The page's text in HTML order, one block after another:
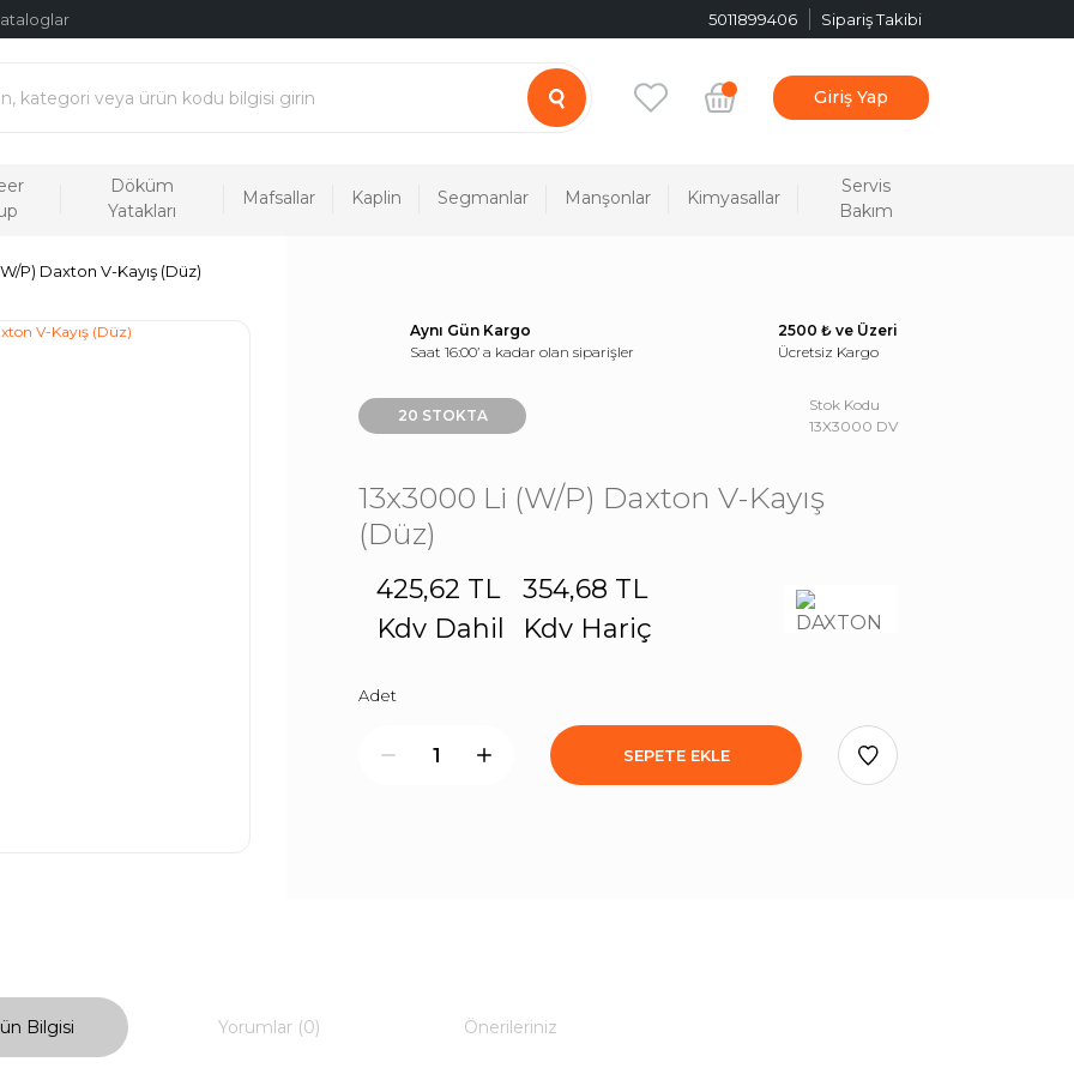
5011899406 Sipariş Takibi
Giriş Yap
Döküm
Yatakları
Mafsallar Kaplin Segmanlar Manşonlar Kimyasallar
Servis
Bakım
P) Daxton V-Kayış (Düz)
Aynı Gün Kargo
Saat 16:00’ a kadar olan siparişler
2500 ₺ ve Üzeri
Ücretsiz Kargo
20 STOKTA
Stok Kodu
13X3000 DV
13x3000 Li (W/P) Daxton V-Kayış
(Düz)
425,62 TL
Kdv Dahil
354,68 TL
Kdv Hariç
Adet
SEPETE EKLE
Bilgisi Yorumlar (0) Önerileriniz